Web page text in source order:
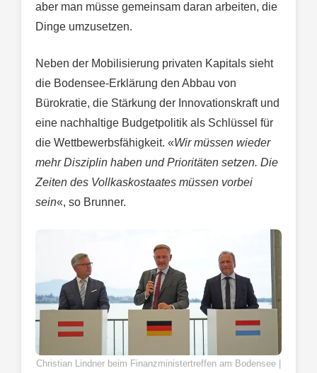
aber man müsse gemeinsam daran arbeiten, die
Dinge umzusetzen.
Neben der Mobilisierung privaten Kapitals sieht
die Bodensee-Erklärung den Abbau von
Bürokratie, die Stärkung der Innovationskraft und
eine nachhaltige Budgetpolitik als Schlüssel für
die Wettbewerbsfähigkeit. «Wir müssen wieder
mehr Disziplin haben und Prioritäten setzen. Die
Zeiten des Vollkaskostaates müssen vorbei
sein«, so Brunner.
Christian Lindner beim Finanzministertreffen am Bodensee |